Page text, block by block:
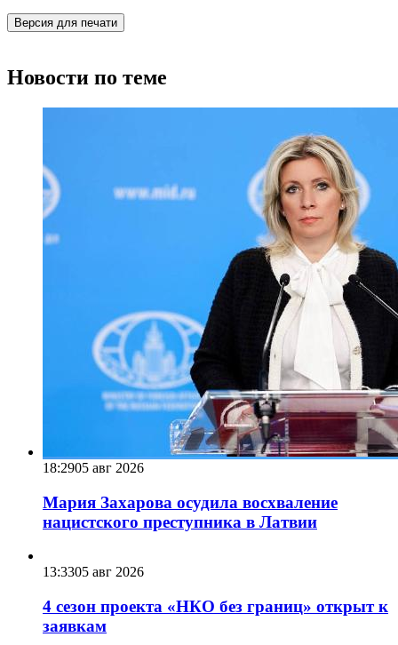
Версия для печати
Новости по теме
18:2905 авг 2026
Мария Захарова осудила восхваление
нацистского преступника в Латвии
13:3305 авг 2026
4 сезон проекта «НКО без границ» открыт к
заявкам